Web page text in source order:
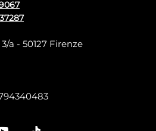
a - 50127 Firenze